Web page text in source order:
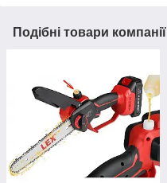
Подібні товари компанії